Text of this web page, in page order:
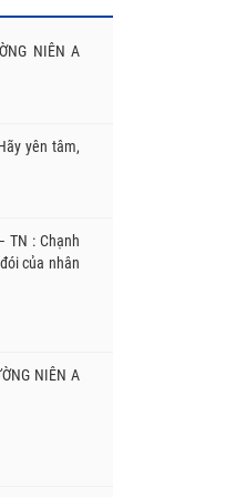
âm
lượng.
NIÊN A
yên tâm,
TN : Chạnh
của nhân
NIÊN A